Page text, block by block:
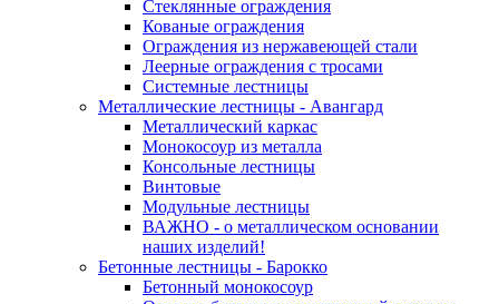
Стеклянные ограждения
Кованые ограждения
Ограждения из нержавеющей стали
Леерные ограждения с тросами
Системные лестницы
Металлические лестницы - Авангард
Металлический каркас
Монокосоур из металла
Консольные лестницы
Винтовые
Модульные лестницы
ВАЖНО - о металлическом основании
наших изделий!
Бетонные лестницы - Барокко
Бетонный монокосоур